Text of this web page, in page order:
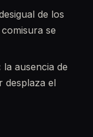
de los
se
la ausencia de
desplaza el